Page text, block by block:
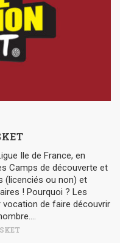
Ile de France, en
Camps de découverte et
(licenciés ou non) et
! Pourquoi ? Les
de faire découvrir